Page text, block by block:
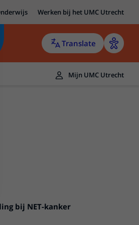
Werken bij het UMC Utrecht
Translate
Mijn UMC Utrecht
bij NET-kanker